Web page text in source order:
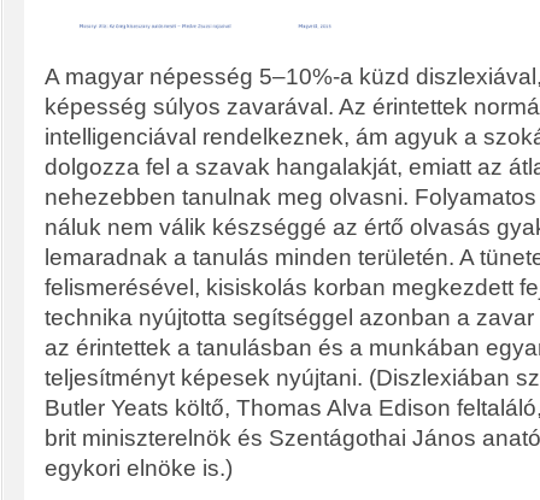
A magyar népesség 5–10%-a küzd
képesség súlyos zavarával. Az érintettek
intelligenciával rendelkeznek, ám agyuk a
dolgozza fel a szavak hangalakját, emiatt az
nehezebben tanulnak meg olvasni.
náluk nem válik készséggé az értő olvasás
lemaradnak a tanulás minden területén. A
felismerésével, kisiskolás korban megkezdett
technika nyújtotta segítséggel azonban a
az érintettek a tanulásban és a munkában
teljesítményt képesek nyújtani. (Diszlexiában
Butler Yeats költő, Thomas Alva Edison
brit miniszterelnök és Szentágothai János
egykori elnöke is.)